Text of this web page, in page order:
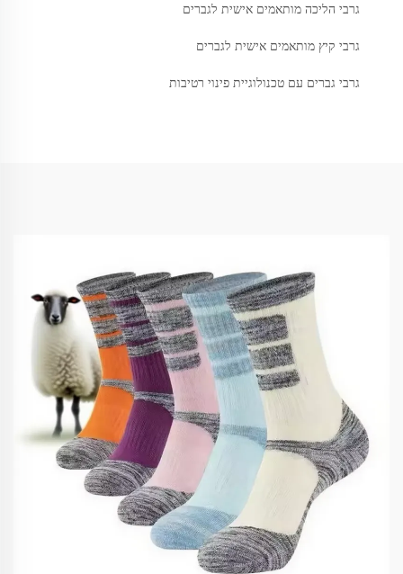
גרבי הליכה מותאמים אישית לגברים
גרבי קיץ מותאמים אישית לגברים
גרבי גברים עם טכנולוגיית פינוי רטיבות